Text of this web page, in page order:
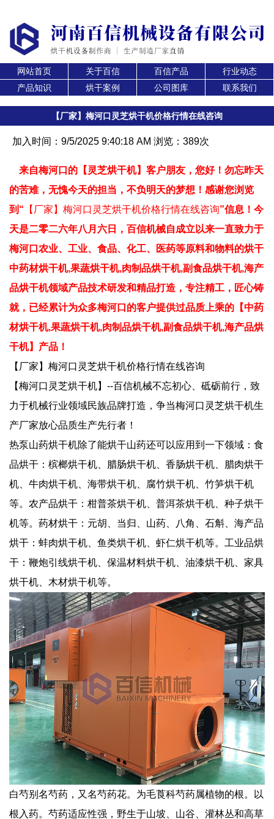
网站首页 关于百信 百信产品
行业动态
产品知识
烘干案例 公司图库 联系我们
【厂家】梅河口灵芝烘干机价格行情在线咨询
加入时间：9/5/2025 9:40:18 AM 浏览：389次
来自梅河口的【灵芝烘干机】客户朋友，您好！勿忘昨天
的苦难，无愧今天的担当，不负明天的梦想！感谢您浏览
到“ 【厂家】梅河口灵芝烘干机价格行情在线咨询”信息！今
天是二零二六年八月六日，百信机械自成立以来一直致力于
梅河口农业、工业、食品、化工、医药等原料和物料的烘干
中药材烘干机,果蔬烘干机,肉制品烘干机,副食品烘干机,海产
品烘干机领域产品技术研发和精品打造，专注精工，匠心铸
就，已经累计为众多梅河口的客户提供过品质上乘的【中药
材烘干机,果蔬烘干机,肉制品烘干机,副食品烘干机,海产品烘
干机】产品！
【厂家】梅河口灵芝烘干机价格行情在线咨询
【梅河口灵芝烘干机】--百信机械不忘初心、砥砺前行，致
力于机械行业领域民族品牌打造，争当梅河口灵芝烘干机生
产厂家放心品质生产先行者！
热泵山药烘干机除了能烘干山药还可以应用到一下领域：食
品烘干：槟榔烘干机、腊肠烘干机、香肠烘干机、腊肉烘干
机、牛肉烘干机、海带烘干机、腐竹烘干机、竹笋烘干机
等。农产品烘干：柑普茶烘干机、普洱茶烘干机、种子烘干
机等。药材烘干：元胡、当归、山药、八角、石斛、海产品
烘干：蚌肉烘干机、鱼类烘干机、虾仁烘干机等。工业品烘
干：鞭炮引线烘干机、保温材料烘干机、油漆烘干机、家具
烘干机、木材烘干机等。
白芍别名芍药，又名芍药花。为毛莨科芍药属植物的根。以
根入药。芍药适应性强，野生于山坡、山谷、灌林丛和高草